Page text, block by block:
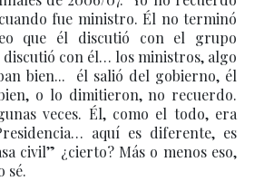
fue ministro. Él no terminó
que él discutió con el grupo
con él… los ministros, algo
bien... él salió del gobierno, él
o lo dimitieron, no recuerdo.
veces. Él, como el todo, era
aquí es diferente, es
civil” ¿cierto? Más o menos eso,
sé.